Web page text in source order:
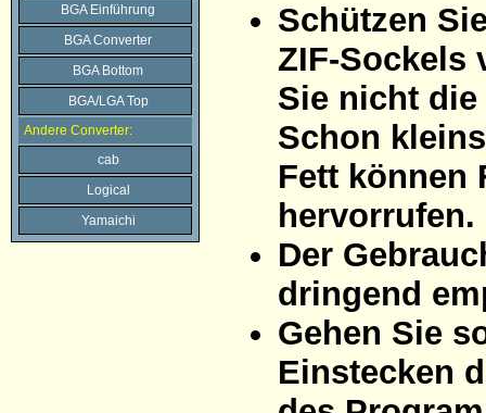
BGA Einführung
BGA Converter
BGA Bottom
BGA/LGA Top
Andere Converter:
cab
Logical
Yamaichi
Schützen
ZIF-Sockels
Sie nicht
Schon
Fett können
hervorrufen.
Der
dringend
Gehen Sie
Einstecken